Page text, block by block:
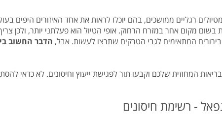
רגליים ממושכים, בהם יוכלו לראות את אחד האיזורים
בשום מקום אחר במזרח הרחוק. אופי הטיול הוא פעלתני יותר, ולכן
המתאימים לגבי הטרקים שתרצו לעשות. אבל, הדבר החשוב
המחוזית שלכם וקבעו תור לפגישת ייעוץ וחיסונים. לא כדאי
- רשימת חיסונים